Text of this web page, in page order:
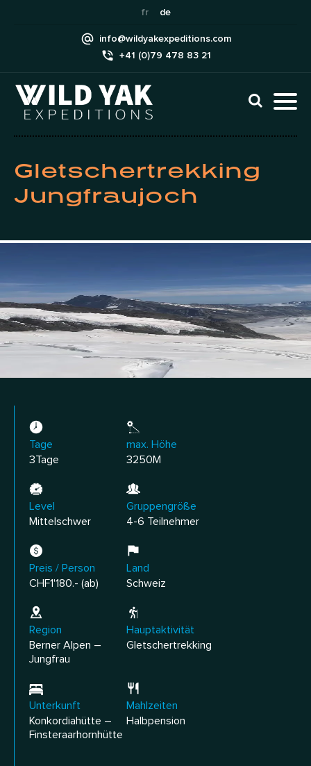
fr de
info@wildyakexpeditions.com
+41 (0)79 478 83 21
TO
Gletschertrekking
Jungfraujoch
Tage
3Tage
max. Höhe
3250M
Level
Mittelschwer
Gruppengröße
4-6 Teilnehmer
Preis / Person
CHF1'180.- (ab)
Land
Schweiz
Region
Berner Alpen –
Jungfrau
Hauptaktivität
Gletschertrekking
Unterkunft
Konkordiahütte –
Finsteraarhornhütte
Mahlzeiten
Halbpension